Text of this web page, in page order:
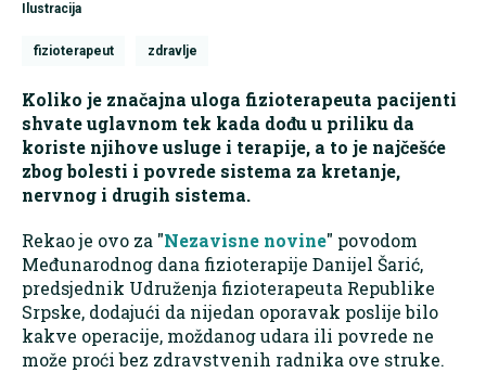
Ilustracija
fizioterapeut zdravlje
Koliko je značajna uloga fizioterapeuta pacijenti
shvate uglavnom tek kada dođu u priliku da
koriste njihove usluge i terapije, a to je najčešće
zbog bolesti i povrede sistema za kretanje,
nervnog i drugih sistema.
Rekao je ovo za "Nezavisne novine" povodom
Međunarodnog dana fizioterapije Danijel Šarić,
predsjednik Udruženja fizioterapeuta Republike
Srpske, dodajući da nijedan oporavak poslije bilo
kakve operacije, moždanog udara ili povrede ne
može proći bez zdravstvenih radnika ove struke.